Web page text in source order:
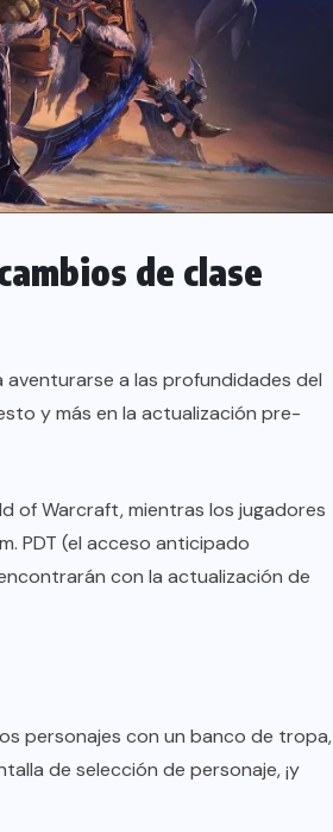
de clase
a las profundidades del
y más en la actualización pre-
of Warcraft, mientras los jugadores
PDT (el acceso anticipado
con la actualización de
personajes con un banco de tropa,
de selección de personaje, ¡y